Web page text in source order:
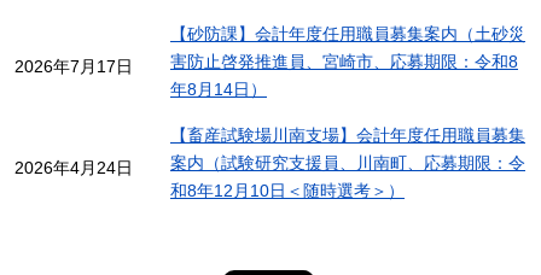
2026年7月17日
【砂防課】会計年度任用職員募集案内（土砂災
害防止啓発推進員、宮崎市、応募期限：令和8
年8月14日）
2026年4月24日
【畜産試験場川南支場】会計年度任用職員募集
案内（試験研究支援員、川南町、応募期限：令
和8年12月10日＜随時選考＞）